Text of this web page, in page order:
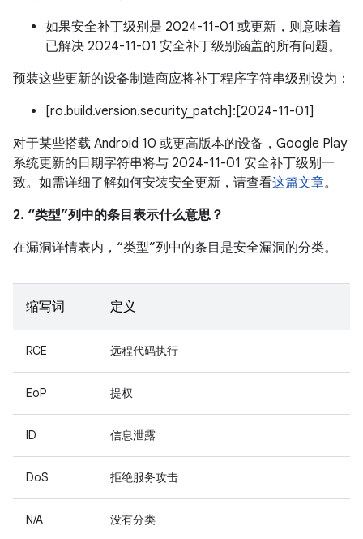
如果安全补丁级别是 2024-11-01 或更新，则意味着
已解决 2024-11-01 安全补丁级别涵盖的所有问题。
预装这些更新的设备制造商应将补丁程序字符串级别设为：
[ro.build.version.security_patch]:[2024-11-01]
对于某些搭载 Android 10 或更高版本的设备，Google Play
系统更新的日期字符串将与 2024-11-01 安全补丁级别一
致。如需详细了解如何安装安全更新，请查看这篇文章。
2. “类型”列中的条目表示什么意思？
在漏洞详情表内，“类型”列中的条目是安全漏洞的分类。
缩写词 定义
RCE 远程代码执行
EoP 提权
ID 信息泄露
DoS 拒绝服务攻击
N/A 没有分类